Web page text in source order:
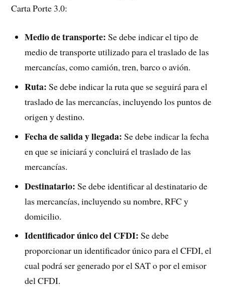
Carta Porte 3.0:
Medio de transporte: Se debe indicar el tipo de
medio de transporte utilizado para el traslado de las
mercancías, como camión, tren, barco o avión.
Ruta: Se debe indicar la ruta que se seguirá para el
traslado de las mercancías, incluyendo los puntos de
origen y destino.
Fecha de salida y llegada: Se debe indicar la fecha
en que se iniciará y concluirá el traslado de las
mercancías.
Destinatario: Se debe identificar al destinatario de
las mercancías, incluyendo su nombre, RFC y
domicilio.
Identificador único del CFDI: Se debe
proporcionar un identificador único para el CFDI, el
cual podrá ser generado por el SAT o por el emisor
del CFDI.